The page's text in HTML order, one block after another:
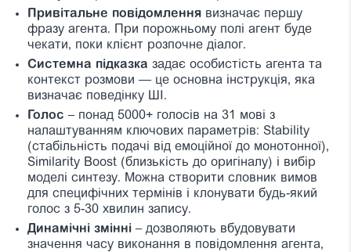
Привітальне повідомлення визначає першу
фразу агента. При порожньому полі агент буде
чекати, поки клієнт розпочне діалог.
Системна підказка задає особистість агента та
контекст розмови — це основна інструкція, яка
визначає поведінку ШІ.
Голос – понад 5000+ голосів на 31 мові з
налаштуванням ключових параметрів: Stability
(стабільність подачі від емоційної до монотонної),
Similarity Boost (близькість до оригіналу) і вибір
моделі синтезу. Можна створити словник вимов
для специфічних термінів і клонувати будь-який
голос з 5-30 хвилин запису.
Динамічні змінні – дозволяють вбудовувати
значення часу виконання в повідомлення агента,